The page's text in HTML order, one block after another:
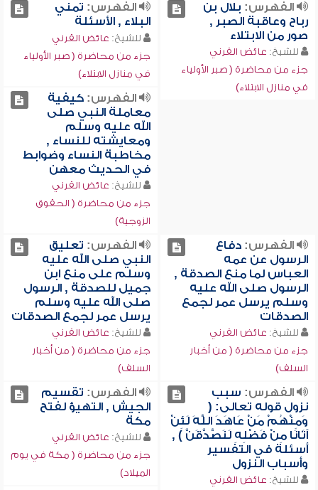
الفهرس: بلال بن
رباح وعاقبة الصبر ,
صور من الابتلاء
للشيخ: عائض القرني
جزء من محاضرة ( صبر الأولياء
في منازل الابتلاء)
الفهرس: تمني
البلاء , الأسئلة
للشيخ: عائض القرني
جزء من محاضرة ( صبر الأولياء
في منازل الابتلاء)
الفهرس:كيفية
معاملة النبي صلى
الله عليه وسلم
ومعايشته للنساء ,
مخاطبة النساء وضوابط
في الحديث معهن
للشيخ: عائض القرني
جزء من محاضرة ( الحقوق
الزوجية)
الفهرس:دفاع
الرسول عن عمه
العباس لما منع الصدقة ,
الرسول صلى الله عليه
وسلم يرسل عمر لجمع
الصدقات
للشيخ: عائض القرني
جزء من محاضرة ( من أخبار
السلف)
الفهرس: تعليق
النبي صلى الله عليه
وسلم على منع ابن
جميل للصدقة , الرسول
صلى الله عليه وسلم
يرسل عمر لجمع الصدقات
للشيخ: عائض القرني
جزء من محاضرة ( من أخبار
السلف)
الفهرس: سبب
نزول قوله تعالى: (
وَمِنْهُمْ مَنْ عَاهَدَ اللَّهَ لَئِنْ
آتَانَا مِنْ فَضْلِهِ لَنَصَّدَّقَنَّ ) ,
أسئلة في التفسير
وأسباب النزول
للشيخ: عائض القرني
الفهرس: تقسيم
الجيش , التهيؤ لفتح
مكة
للشيخ: عائض القرني
جزء من محاضرة ( مكة في يوم
الميلاد)